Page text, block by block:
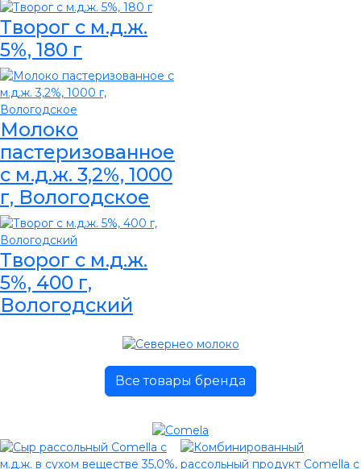
Творог с м.д.ж.
5%, 180 г
Молоко
пастеризованное
с м.д.ж. 3,2%, 1000
г, Вологодское
Творог с м.д.ж.
5%, 400 г,
Вологодский
Все товары бренда